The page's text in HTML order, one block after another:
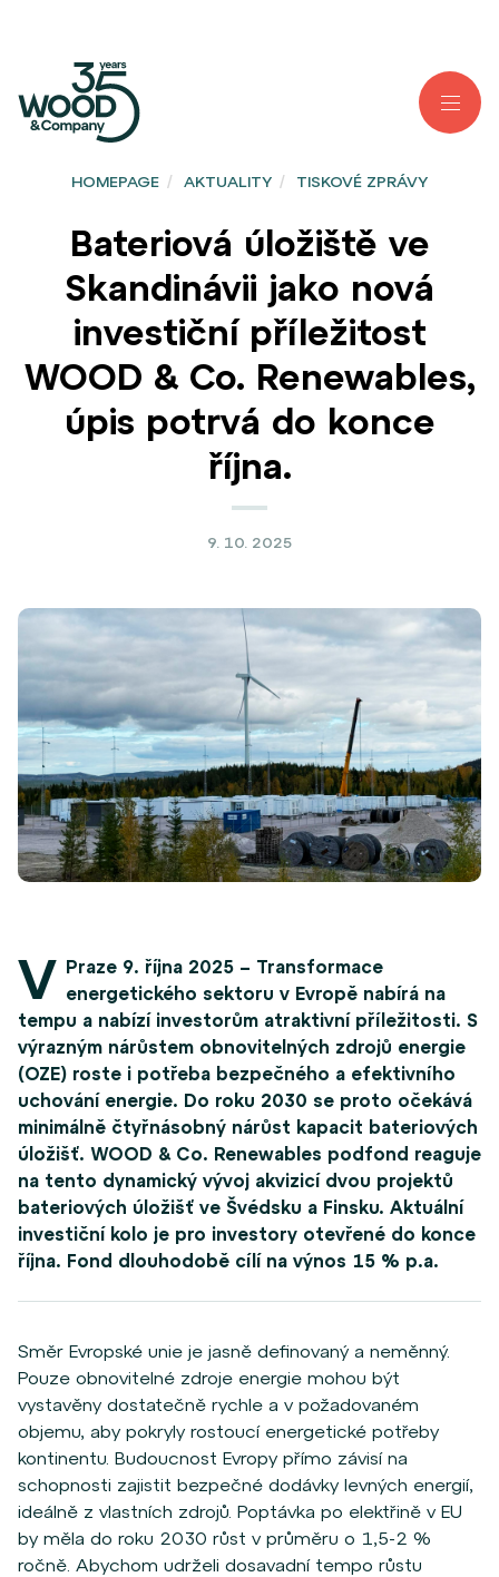
HOMEPAGE / AKTUALITY / TISKOVÉ ZPRÁVY
Bateriová úložiště ve
Skandinávii jako nová
investiční příležitost
WOOD & Co. Renewables,
úpis potrvá do konce
října.
9. 10. 2025
V
Praze 9. října 2025 – Transformace
energetického sektoru v Evropě nabírá na
tempu a nabízí investorům atraktivní příležitosti. S
výrazným nárůstem obnovitelných zdrojů energie
(OZE) roste i potřeba bezpečného a efektivního
uchování energie. Do roku 2030 se proto očekává
minimálně čtyřnásobný nárůst kapacit bateriových
úložišť. WOOD & Co. Renewables podfond reaguje
na tento dynamický vývoj akvizicí dvou projektů
bateriových úložišť ve Švédsku a Finsku. Aktuální
investiční kolo je pro investory otevřené do konce
října. Fond dlouhodobě cílí na výnos 15 % p.a.
Směr Evropské unie je jasně definovaný a neměnný.
Pouze obnovitelné zdroje energie mohou být
vystavěny dostatečně rychle a v požadovaném
objemu, aby pokryly rostoucí energetické potřeby
kontinentu. Budoucnost Evropy přímo závisí na
schopnosti zajistit bezpečné dodávky levných energií,
ideálně z vlastních zdrojů. Poptávka po elektřině v EU
by měla do roku 2030 růst v průměru o 1,5-2 %
ročně. Abychom udrželi dosavadní tempo růstu